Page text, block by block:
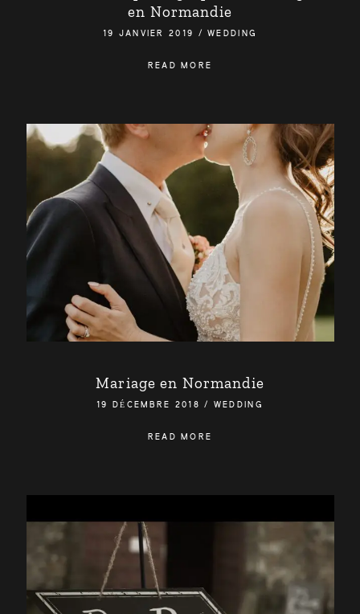
en Normandie
19 JANVIER 2019 /WEDDING
READ MORE
Mariage en Normandie
19 DÉCEMBRE 2018/ WEDDING
READ MORE